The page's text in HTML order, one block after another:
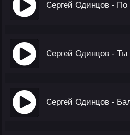
Сергей Одинцов - По
Сергей Одинцов -
Сергей Одинцов -